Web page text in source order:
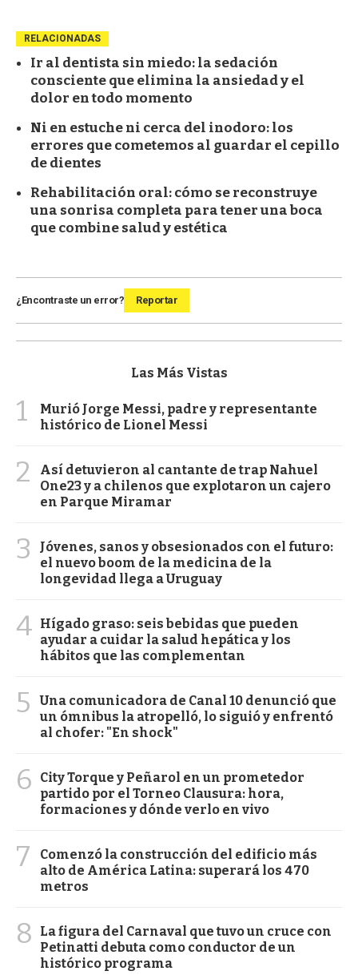
RELACIONADAS
Ir al dentista sin miedo: la sedación
consciente que elimina la ansiedad y el
dolor en todo momento
Ni en estuche ni cerca del inodoro: los
errores que cometemos al guardar el cepillo
de dientes
Rehabilitación oral: cómo se reconstruye
una sonrisa completa para tener una boca
que combine salud y estética
¿Encontraste un error? Reportar
Las Más Vistas
1
Murió Jorge Messi, padre y representante
histórico de Lionel Messi
2
Así detuvieron al cantante de trap Nahuel
One23 y a chilenos que explotaron un cajero
en Parque Miramar
3
Jóvenes, sanos y obsesionados con el futuro:
el nuevo boom de la medicina de la
longevidad llega a Uruguay
4 Hígado graso: seis bebidas que pueden
ayudar a cuidar la salud hepática y los
hábitos que las complementan
5
Una comunicadora de Canal 10 denunció que
un ómnibus la atropelló, lo siguió y enfrentó
al chofer: "En shock"
6
City Torque y Peñarol en un prometedor
partido por el Torneo Clausura: hora,
formaciones y dónde verlo en vivo
7
Comenzó la construcción del edificio más
alto de América Latina: superará los 470
metros
8
La figura del Carnaval que tuvo un cruce con
Petinatti debuta como conductor de un
histórico programa